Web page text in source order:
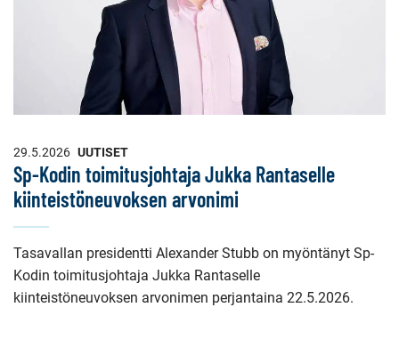
29.5.2026 UUTISET
Sp-Kodin toimitusjohtaja Jukka Rantaselle
kiinteistöneuvoksen arvonimi
Tasavallan presidentti Alexander Stubb on myöntänyt Sp-
Kodin toimitusjohtaja Jukka Rantaselle
kiinteistöneuvoksen arvonimen perjantaina 22.5.2026.